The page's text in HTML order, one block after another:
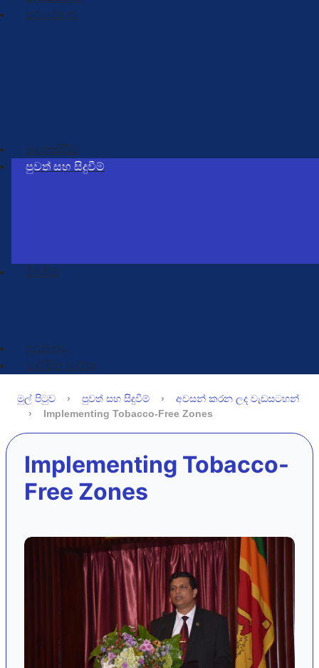
පර්යේෂණ
බාගතකිරීම්
පුවත් සහ සිදුවීම්
විමසීම්
පුරප්පාඩු
වාර්ෂික වාර්තා
මුල් පිටුව පුවත් සහ සිදුවීම්
අවසන් කරන ලද වැඩසටහන්
Implementing Tobacco-Free Zones
Implementing Tobacco-
Free Zones